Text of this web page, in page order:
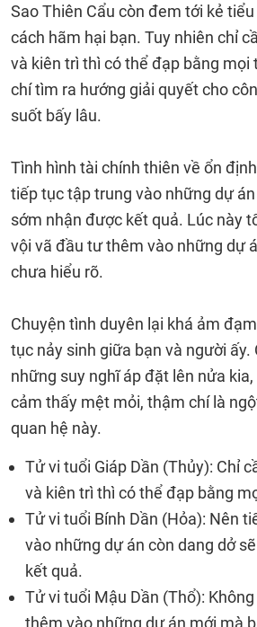
Sao Thiên Cẩu còn đem tới kẻ
cách hãm hại bạn. Tuy nhiên chỉ
và kiên trì thì có thể đạp bằng mọi
chí tìm ra hướng giải quyết cho
suốt bấy lâu.
Tình hình tài chính thiên về ổn
tiếp tục tập trung vào những dự
sớm nhận được kết quả. Lúc này
vội vã đầu tư thêm vào những dự
chưa hiểu rõ.
Chuyện tình duyên lại khá ảm
tục nảy sinh giữa bạn và người ấy.
những suy nghĩ áp đặt lên nửa
cảm thấy mệt mỏi, thậm chí là
quan hệ này.
Tử vi tuổi Giáp Dần (Thủy): Chỉ
và kiên trì thì có thể đạp bằng
Tử vi tuổi Bính Dần (Hỏa): Nên
vào những dự án còn dang dở
kết quả.
Tử vi tuổi Mậu Dần (Thổ):
thêm vào những dự án mới mà